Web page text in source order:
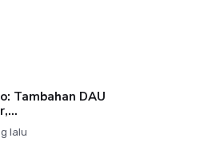
Tambahan DAU
lalu